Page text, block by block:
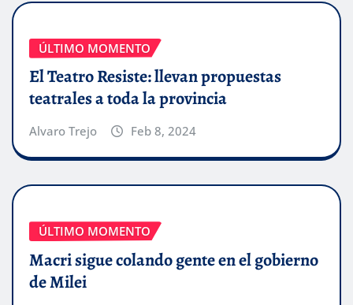
ÚLTIMO MOMENTO
El Teatro Resiste: llevan propuestas
teatrales a toda la provincia
Alvaro Trejo Feb 8, 2024
ÚLTIMO MOMENTO
Macri sigue colando gente en el gobierno
de Milei